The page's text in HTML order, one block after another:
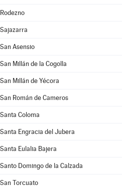
Rodezno
Sajazarra
San Asensio
San Millán de la Cogolla
San Millán de Yécora
San Román de Cameros
Santa Coloma
Santa Engracia del Jubera
Santa Eulalia Bajera
Santo Domingo de la Calzada
San Torcuato